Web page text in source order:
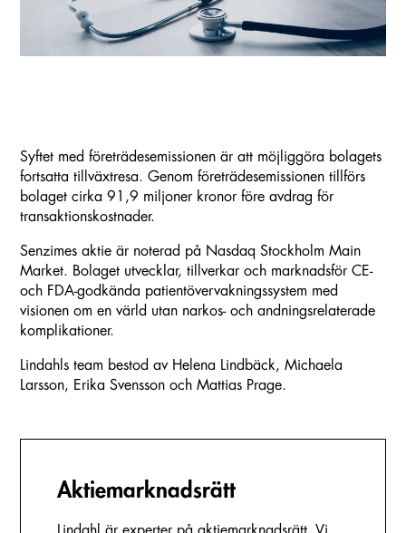
Syftet med företrädesemissionen är att möjliggöra bolagets
fortsatta tillväxtresa. Genom företrädesemissionen tillförs
bolaget cirka 91,9 miljoner kronor före avdrag för
transaktionskostnader.
Senzimes aktie är noterad på Nasdaq Stockholm Main
Market. Bolaget utvecklar, tillverkar och marknadsför CE-
och FDA-godkända patientövervakningssystem med
visionen om en värld utan narkos- och andningsrelaterade
komplikationer.
Lindahls team bestod av Helena Lindbäck, Michaela
Larsson, Erika Svensson och Mattias Prage.
Aktiemarknadsrätt